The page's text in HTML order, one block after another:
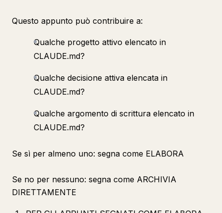
Questo appunto può contribuire a:
Qualche progetto attivo elencato in
CLAUDE.md?
Qualche decisione attiva elencata in
CLAUDE.md?
Qualche argomento di scrittura elencato in
CLAUDE.md?
Se sì per almeno uno: segna come ELABORA
Se no per nessuno: segna come ARCHIVIA
DIRETTAMENTE